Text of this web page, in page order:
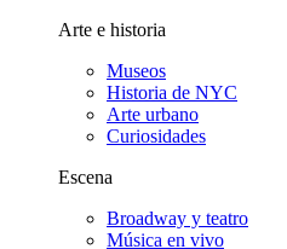
Arte e historia
Museos
Historia de NYC
Arte urbano
Curiosidades
Escena
Broadway y teatro
Música en vivo